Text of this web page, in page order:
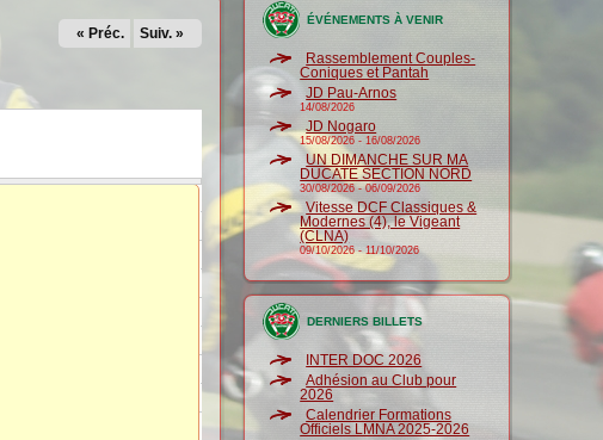
« Préc. Suiv. »
ÉVÉNEMENTS À VENIR
Rassemblement Couples-
Coniques et Pantah
JD Pau-Arnos
14/08/2026
JD Nogaro
15/08/2026 -16/08/2026
UN DIMANCHE SUR MA
DUCATE SECTION NORD
30/08/2026-06/09/2026
Vitesse DCF Classiques &
Modernes (4), le Vigeant
(CLNA)
09/10/2026-11/10/2026
DERNIERS BILLETS
INTER DOC 2026
Adhésion au Club pour
2026
Calendrier Formations
Officiels LMNA 2025-2026